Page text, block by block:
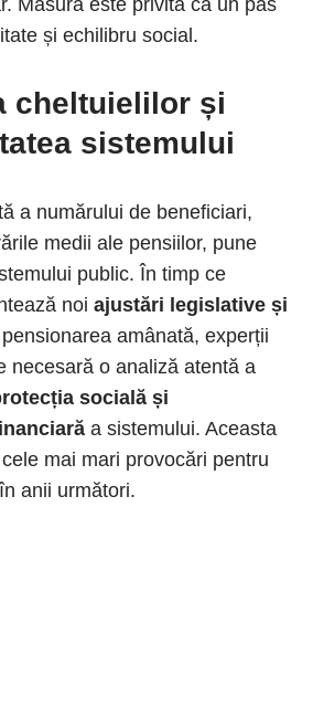
Măsura este privită ca un pas
și echilibru social.
cheltuielilor și
sistemului
a numărului de beneficiari,
medii ale pensiilor, pune
public. În timp ce
noi ajustări legislative și
amânată, experții
necesară o analiză atentă a
socială și
a sistemului. Aceasta
mai mari provocări pentru
anii următori.